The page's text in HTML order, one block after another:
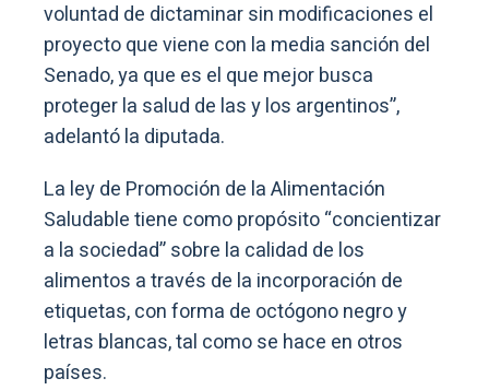
voluntad de dictaminar sin modificaciones el
proyecto que viene con la media sanción del
Senado, ya que es el que mejor busca
proteger la salud de las y los argentinos”,
adelantó la diputada.
La ley de Promoción de la Alimentación
Saludable tiene como propósito “concientizar
a la sociedad” sobre la calidad de los
alimentos a través de la incorporación de
etiquetas, con forma de octógono negro y
letras blancas, tal como se hace en otros
países.